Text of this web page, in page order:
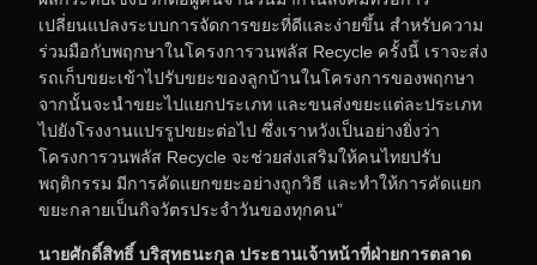
เปลี่ยนแปลงระบบการจัดการขยะที่ดีและง่ายขึ้น สำหรับความ
ร่วมมือกับพฤกษาในโครงการวนพลัส Recycle ครั้งนี้ เราจะส่ง
รถเก็บขยะเข้าไปรับขยะของลูกบ้านในโครงการของพฤกษา
จากนั้นจะนำขยะไปแยกประเภท และขนส่งขยะแต่ละประเภท
ไปยังโรงงานแปรรูปขยะต่อไป ซึ่งเราหวังเป็นอย่างยิ่งว่า
โครงการวนพลัส Recycle จะช่วยส่งเสริมให้คนไทยปรับ
พฤติกรรม มีการคัดแยกขยะอย่างถูกวิธี และทำให้การคัดแยก
ขยะกลายเป็นกิจวัตรประจำวันของทุกคน”
นายศักดิ์สิทธิ์ บริสุทธนะกุล ประธานเจ้าหน้าที่ฝ่ายการตลาด